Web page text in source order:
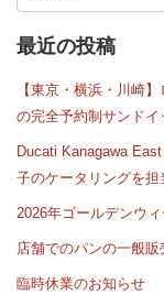
索:
最近の投稿
【東京・横浜・川崎
の完全予約制サンド
Ducati Kanagawa
子のケータリングを担
2026年ゴールデンウ
店舗でのパンの一般
臨時休業のお知らせ